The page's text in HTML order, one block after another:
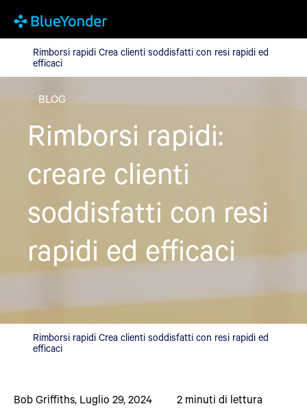
Rimborsi rapidi Crea clienti soddisfatti con resi rapidi ed efficaci
Rimborsi rapidi Crea clienti soddisfatti con resi rapidi ed
efficaci
BLOG
Rimborsi rapidi:
creare clienti
soddisfatti con resi
rapidi ed efficaci
Rimborsi rapidi Crea clienti soddisfatti con resi rapidi ed
efficaci
Bob Griffiths, Luglio 29, 2024 2 minuti di lettura